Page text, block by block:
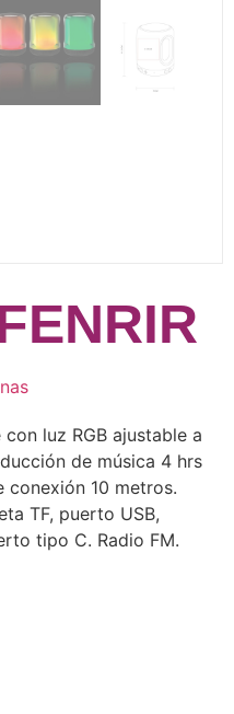
luz RGB ajustable a
de música 4 hrs
conexión 10 metros.
TF, puerto USB,
tipo C. Radio FM.